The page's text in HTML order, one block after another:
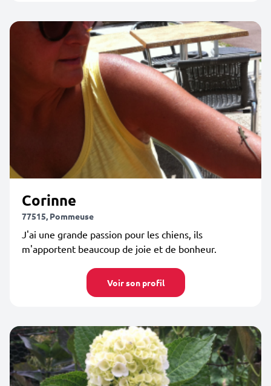
Corinne
77515, Pommeuse
J'ai une grande passion pour les chiens, ils
m'apportent beaucoup de joie et de bonheur.
Voir son profil